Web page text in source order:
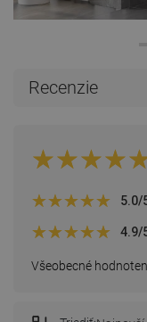
Recenzie
Všeobecné
5.0/
4.9/